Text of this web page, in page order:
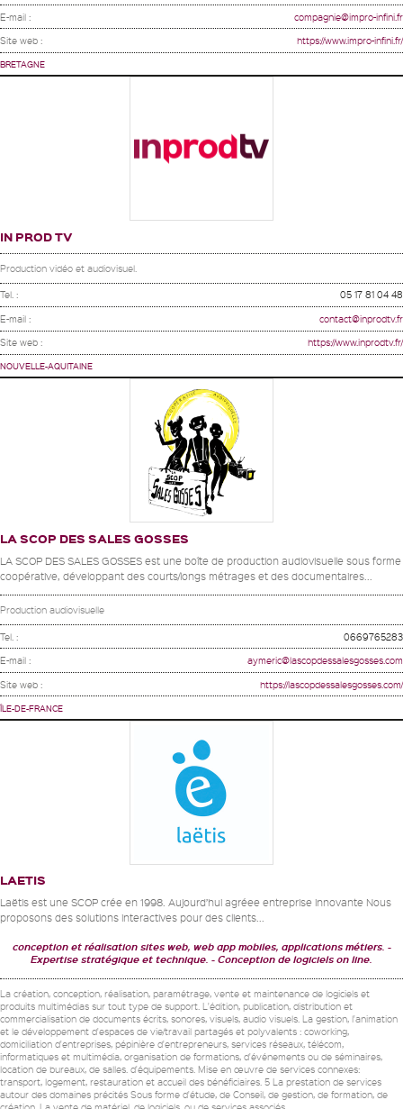
E-mail : compagnie@impro-infini.fr
Site web : https://www.impro-infini.fr/
BRETAGNE
IN PROD TV
Production vidéo et audiovisuel.
Tel. : 05 17 81 04 48
E-mail : contact@inprodtv.fr
Site web : https://www.inprodtv.fr/
NOUVELLE-AQUITAINE
LA SCOP DES SALES GOSSES
LA SCOP DES SALES GOSSES est une boîte de production audiovisuelle sous forme
coopérative, développant des courts/longs métrages et des documentaires...
Production audiovisuelle
Tel. : 0669765283
E-mail : aymeric@lascopdessalesgosses.com
Site web : https://lascopdessalesgosses.com/
ÎLE-DE-FRANCE
LAETIS
Laëtis est une SCOP crée en 1998. Aujourd’hui agréee entreprise innovante Nous
proposons des solutions interactives pour des clients...
conception et réalisation sites web, web app mobiles, applications métiers.
Expertise stratégique et technique.
Conception de logiciels on line.
La création, conception, réalisation, paramétrage, vente et maintenance de logiciels et
produits multimédias sur tout type de support. L'édition, publication, distribution et
commercialisation de documents écrits, sonores, visuels, audio visuels. La gestion, l'animation
et le développement d'espaces de vie/travail partagés et polyvalents : coworking,
domiciliation d'entreprises, pépinière d'entrepreneurs, services réseaux, télécom,
informatiques et multimédia, organisation de formations, d'événements ou de séminaires,
location de bureaux, de salles. d'équipements. Mise en œuvre de services connexes:
transport, logement, restauration et accueil des bénéficiaires. 5 La prestation de services
autour des domaines précités Sous forme d'étude, de Conseil, de gestion, de formation, de
création. La vente de matériel, de logiciels, ou de services associés.